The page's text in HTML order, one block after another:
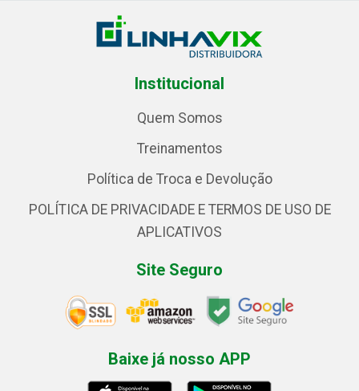
Institucional
Quem Somos
Treinamentos
Política de Troca e Devolução
POLÍTICA DE PRIVACIDADE E TERMOS DE USO DE
APLICATIVOS
Site Seguro
Baixe já nosso APP